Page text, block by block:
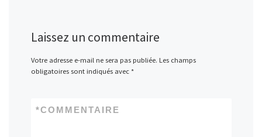
Laissez un commentaire
Votre adresse e-mail ne sera pas publiée. Les champs
obligatoires sont indiqués avec *
COMMENTAIRE
*